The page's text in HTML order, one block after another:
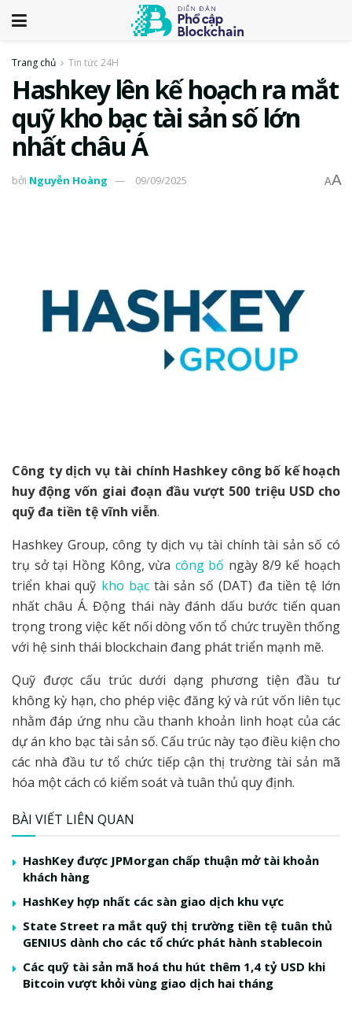
Trang chủ Tin tức 24H
Hashkey lên kế hoạch ra mắt
quỹ kho bạc tài sản số lớn
nhất châu Á
bởi Nguyễn Hoàng 09/09/2025 AA
Công ty dịch vụ tài chính Hashkey công bố kế hoạch
huy động vốn giai đoạn đầu vượt 500 triệu USD cho
quỹ đa tiền tệ vĩnh viễn.
Hashkey Group, công ty dịch vụ tài chính tài sản số có
trụ sở tại Hồng Kông, vừa công bố ngày 8/9 kế hoạch
triển khai quỹ kho bạctài sản số (DAT) đa tiền tệ lớn
nhất châu Á. Động thái này đánh dấu bước tiến quan
trọng trong việc kết nối dòng vốn tổ chức truyền thống
với hệ sinh thái blockchain đang phát triển mạnh mẽ.
Quỹ được cấu trúc dưới dạng phương tiện đầu tư
không kỳ hạn, cho phép việc đăng ký và rút vốn liên tục
nhằm đáp ứng nhu cầu thanh khoản linh hoạt của các
dự án kho bạc tài sản số. Cấu trúc này tạo điều kiện cho
các nhà đầu tư tổ chức tiếp cận thị trường tài sản mã
hóa một cách có kiểm soát và tuân thủ quy định.
BÀI VIẾT LIÊN QUAN
HashKey được JPMorgan chấp thuận mở tài khoản
khách hàng
HashKey hợp nhất các sàn giao dịch khu vực
State Street ra mắt quỹ thị trường tiền tệ tuân thủ
GENIUS dành cho các tổ chức phát hành stablecoin
Các quỹ tài sản mã hoá thu hút thêm 1,4 tỷ USD khi
Bitcoin vượt khỏi vùng giao dịch hai tháng